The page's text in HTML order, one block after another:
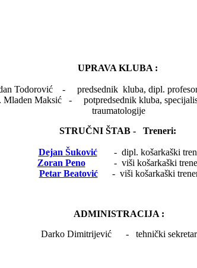
UPRAVA KLUBA :
Todorović - predsednik kluba, dipl.
- potpredsednik kluba,
traumatologije
STRUČNI ŠTAB - Treneri:
Dejan Šuković- dipl. košarkaški
Zoran Peno- viši košarkaški
Petar Beatović- viši košarkaški
ADMINISTRACIJA :
Darko Dimitrijević - tehnički sekretar